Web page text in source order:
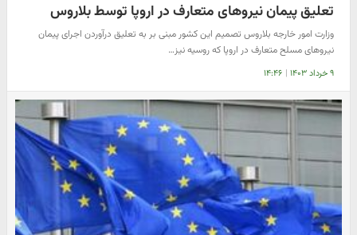
تعلیق پیمان نیروهای متعارف در اروپا توسط بلاروس
وزارت امور خارجه بلاروس تصمیم این کشور مبنی بر به تعلیق درآوردن اجرای پیمان
نیروهای مسلح متعارف در اروپا که روسیه نیز…
۹ خرداد ۱۴۰۳ | ۱۴:۴۶